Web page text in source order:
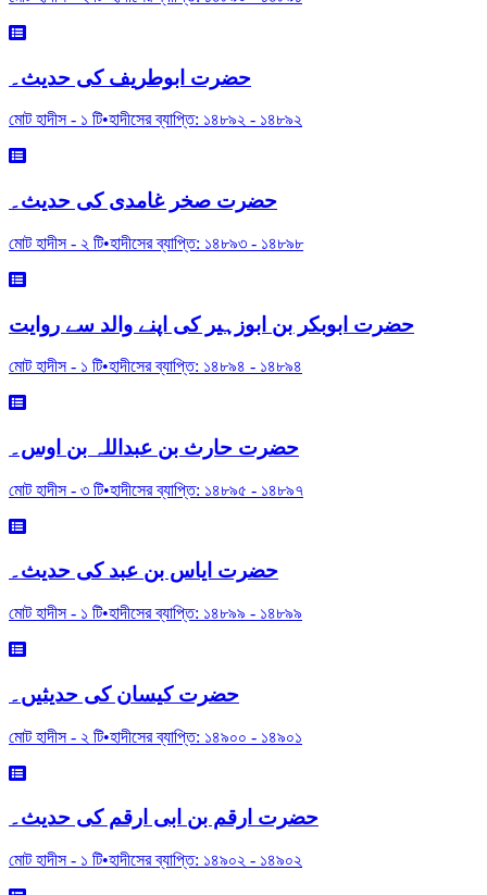
حضرت ابوطریف کی حدیث۔
মোট হাদীস - ১ টি•হাদীসের ব্যাপ্তি: ১৪৮৯২ - ১৪৮৯২
حضرت صخر غامدی کی حدیث۔
মোট হাদীস - ২ টি•হাদীসের ব্যাপ্তি: ১৪৮৯৩ - ১৪৮৯৮
حضرت ابوبکر بن ابوزہیر کی اپنے والد سے روایت
মোট হাদীস - ১ টি•হাদীসের ব্যাপ্তি: ১৪৮৯৪ - ১৪৮৯৪
حضرت حارث بن عبداللہ بن اوس۔
মোট হাদীস - ৩ টি•হাদীসের ব্যাপ্তি: ১৪৮৯৫ - ১৪৮৯৭
حضرت ایاس بن عبد کی حدیث۔
মোট হাদীস - ১ টি•হাদীসের ব্যাপ্তি: ১৪৮৯৯ - ১৪৮৯৯
حضرت کیسان کی حدیثیں۔
মোট হাদীস - ২ টি•হাদীসের ব্যাপ্তি: ১৪৯০০ - ১৪৯০১
حضرت ارقم بن ابی ارقم کی حدیث۔
মোট হাদীস - ১ টি•হাদীসের ব্যাপ্তি: ১৪৯০২ - ১৪৯০২